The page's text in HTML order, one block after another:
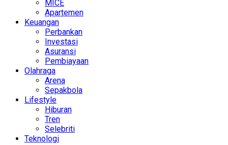
MICE
Apartemen
Keuangan
Perbankan
Investasi
Asuransi
Pembiayaan
Olahraga
Arena
Sepakbola
Lifestyle
Hiburan
Tren
Selebriti
Teknologi